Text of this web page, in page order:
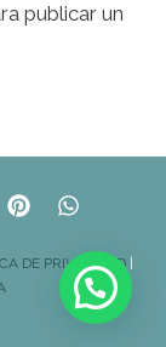
publicar un
DE PRIVACIDAD|